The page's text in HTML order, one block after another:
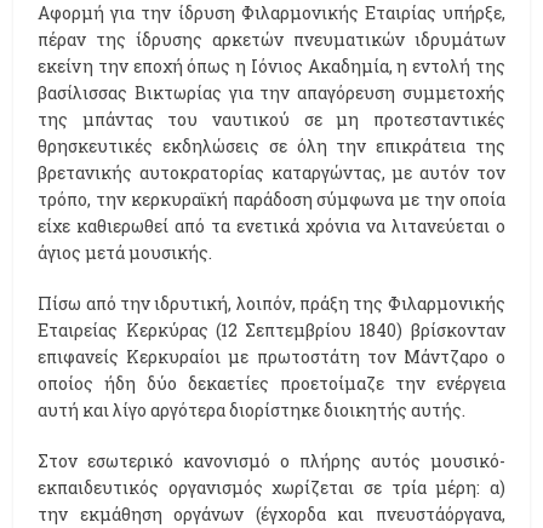
Αφορμή για την ίδρυση Φιλαρμονικής Εταιρίας υπήρξε,
πέραν της ίδρυσης αρκετών πνευματικών ιδρυμάτων
εκείνη την εποχή όπως η Ιόνιος Ακαδημία, η εντολή της
βασίλισσας Βικτωρίας για την απαγόρευση συμμετοχής
της μπάντας του ναυτικού σε μη προτεσταντικές
θρησκευτικές εκδηλώσεις σε όλη την επικράτεια της
βρετανικής αυτοκρατορίας καταργώντας, με αυτόν τον
τρόπο, την κερκυραϊκή παράδοση σύμφωνα με την οποία
είχε καθιερωθεί από τα ενετικά χρόνια να λιτανεύεται ο
άγιος μετά μουσικής.
Πίσω από την ιδρυτική, λοιπόν, πράξη της Φιλαρμονικής
Εταιρείας Κερκύρας (12 Σεπτεμβρίου 1840) βρίσκονταν
επιφανείς Κερκυραίοι με πρωτοστάτη τον Μάντζαρο ο
οποίος ήδη δύο δεκαετίες προετοίμαζε την ενέργεια
αυτή και λίγο αργότερα διορίστηκε διοικητής αυτής.
Στον εσωτερικό κανονισμό ο πλήρης αυτός μουσικό-
εκπαιδευτικός οργανισμός χωρίζεται σε τρία μέρη: α)
την εκμάθηση οργάνων (έγχορδα και πνευστάόργανα,